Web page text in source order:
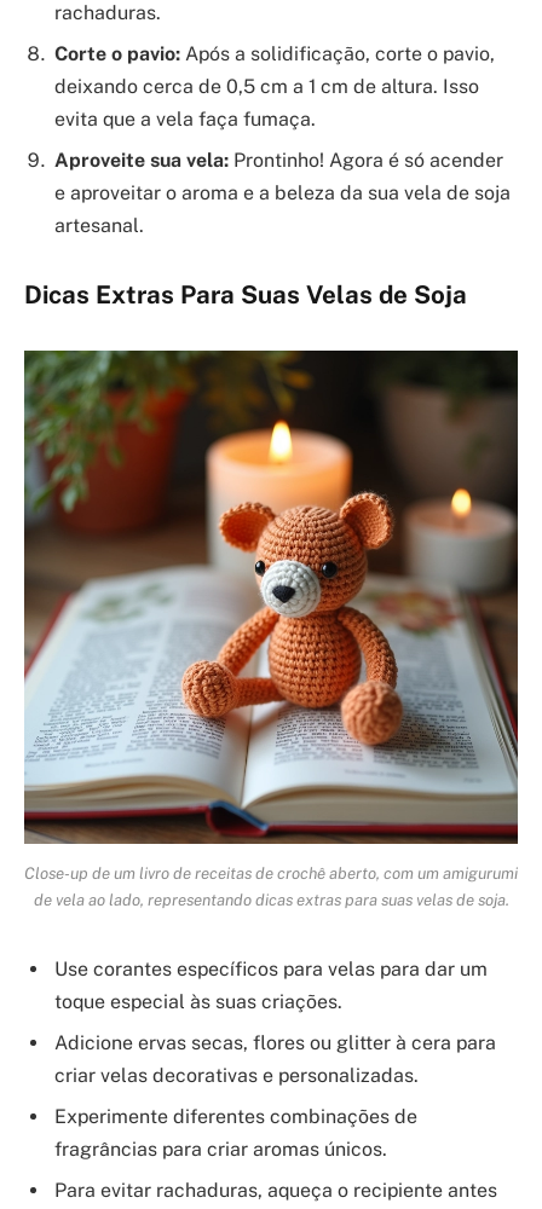
rachaduras.
Corte o pavio: Após a solidificação, corte o pavio,
deixando cerca de 0,5 cm a 1 cm de altura. Isso
evita que a vela faça fumaça.
Aproveite sua vela: Prontinho! Agora é só acender
e aproveitar o aroma e a beleza da sua vela de soja
artesanal.
Dicas Extras Para Suas Velas de Soja
Close-up de um livro de receitas de crochê aberto, com um amigurumi
de vela ao lado, representando dicas extras para suas velas de soja.
Use corantes específicos para velas para dar um
toque especial às suas criações.
Adicione ervas secas, flores ou glitter à cera para
criar velas decorativas e personalizadas.
Experimente diferentes combinações de
fragrâncias para criar aromas únicos.
Para evitar rachaduras, aqueça o recipiente antes